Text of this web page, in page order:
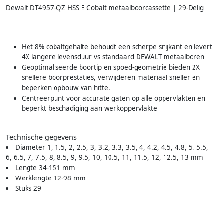
Dewalt DT4957-QZ HSS E Cobalt metaalboorcassette | 29-Delig
Het 8% cobaltgehalte behoudt een scherpe snijkant en levert
4X langere levensduur vs standaard DEWALT metaalboren
Geoptimaliseerde boortip en spoed-geometrie bieden 2X
snellere boorprestaties, verwijderen materiaal sneller en
beperken opbouw van hitte.
Centreerpunt voor accurate gaten op alle oppervlakten en
beperkt beschadiging aan werkoppervlakte
Technische gegevens
Diameter 1, 1.5, 2, 2.5, 3, 3.2, 3.3, 3.5, 4, 4.2, 4.5, 4.8, 5, 5.5,
6, 6.5, 7, 7.5, 8, 8.5, 9, 9.5, 10, 10.5, 11, 11.5, 12, 12.5, 13 mm
Lengte 34-151 mm
Werklengte 12-98 mm
Stuks 29